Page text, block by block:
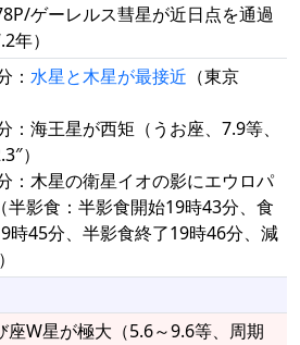
ゲーレルス彗星が近日点を通過
年）
： 水星と木星が最接近 （東京
：海王星が西矩（うお座、7.9等、
）
：木星の衛星イオの影にエウロパ
半影食：半影食開始19時43分、食
時45分、半影食終了19時46分、減
座W星が極大（5.6～9.6等、周期